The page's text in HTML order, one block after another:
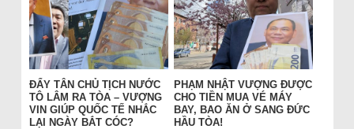
ĐẨY TÂN CHỦ TỊCH NƯỚC
TÔ LÂM RA TÒA – VƯỢNG
VIN GIÚP QUỐC TẾ NHẮC
LẠI NGÀY BẮT CÓC?
PHẠM NHẬT VƯỢNG ĐƯỢC
CHO TIỀN MUA VÉ MÁY
BAY, BAO ĂN Ở SANG ĐỨC
HẦU TÒA!